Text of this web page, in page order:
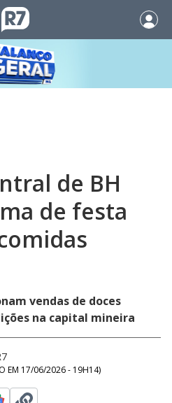
de BH
de festa
vendas de doces
na capital mineira
EM 17/06/2026 - 19H14)